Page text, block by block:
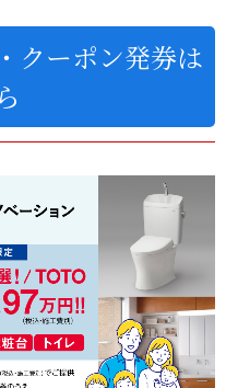
クーポン発券は